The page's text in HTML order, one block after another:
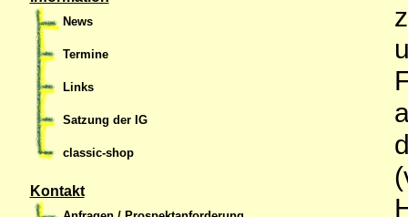
News
Termine
Links
Satzung der IG
classic-shop
Kontakt